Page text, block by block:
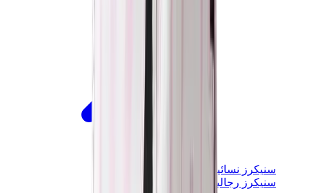
سنيكرز نسائية
سنيكرز رجالية